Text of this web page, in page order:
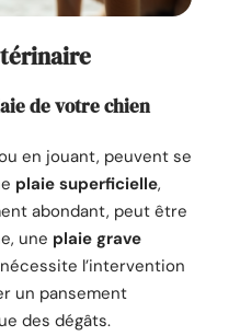
de votre chien
en jouant, peuvent se
plaie superficielle,
abondant, peut être
une plaie grave
l’intervention
un pansement
des dégâts.